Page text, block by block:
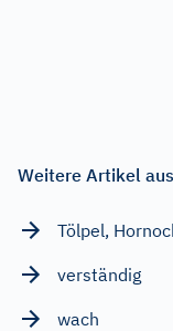
Weitere Artikel
Tölpel,
verständig
wach